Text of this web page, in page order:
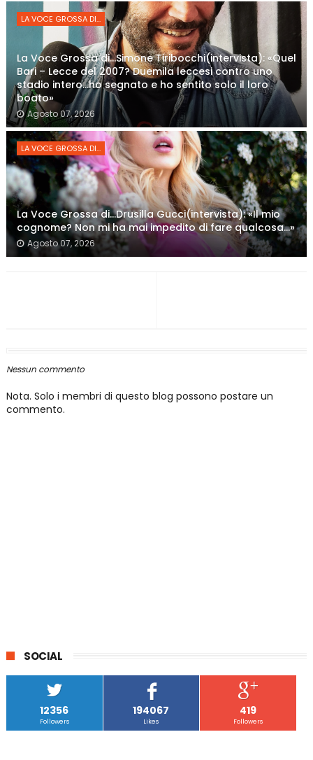
LA VOCE GROSSA DI...
La Voce Grossa di…Simone Tiribocchi(intervista): «Quel
Bari – Lecce del 2007? Duemila leccesi contro uno
stadio intero...ho segnato e ho sentito solo il loro
boato»
Agosto 07, 2026
LA VOCE GROSSA DI...
La Voce Grossa di…Drusilla Gucci(intervista): «Il mio
cognome? Non mi ha mai impedito di fare qualcosa…»
Agosto 07, 2026
Nessun commento
Nota. Solo i membri di questo blog possono postare un
commento.
SOCIAL
12356
Followers
194067
Likes
419
Followers